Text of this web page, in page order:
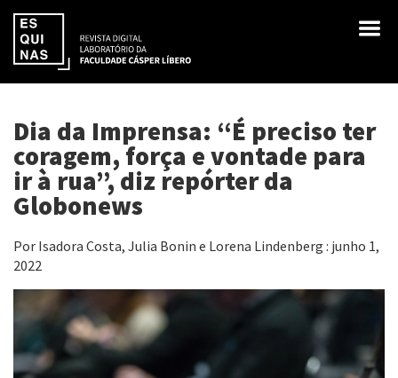
Dia da Imprensa: “É preciso ter
coragem, força e vontade para
ir à rua”, diz repórter da
Globonews
Por Isadora Costa, Julia Bonin e Lorena Lindenberg : junho 1,
2022